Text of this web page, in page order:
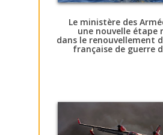
Le ministère des
une nouvelle étape
dans le renouvellement
française de guerre